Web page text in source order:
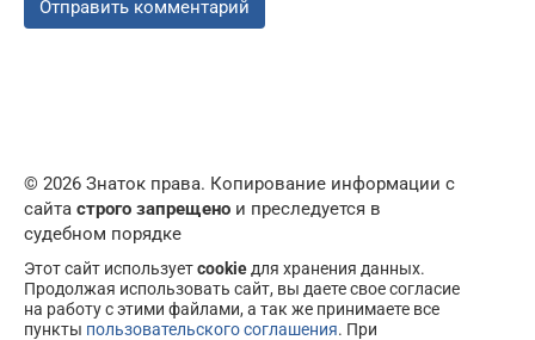
© 2026 Знаток права. Копирование информации с
сайта строго запрещено и преследуется в
судебном порядке
Этот сайт используетcookie для хранения данных.
Продолжая использовать сайт, вы даете свое согласие
на работу с этими файлами, а так же принимаете все
пункты пользовательского соглашения. При